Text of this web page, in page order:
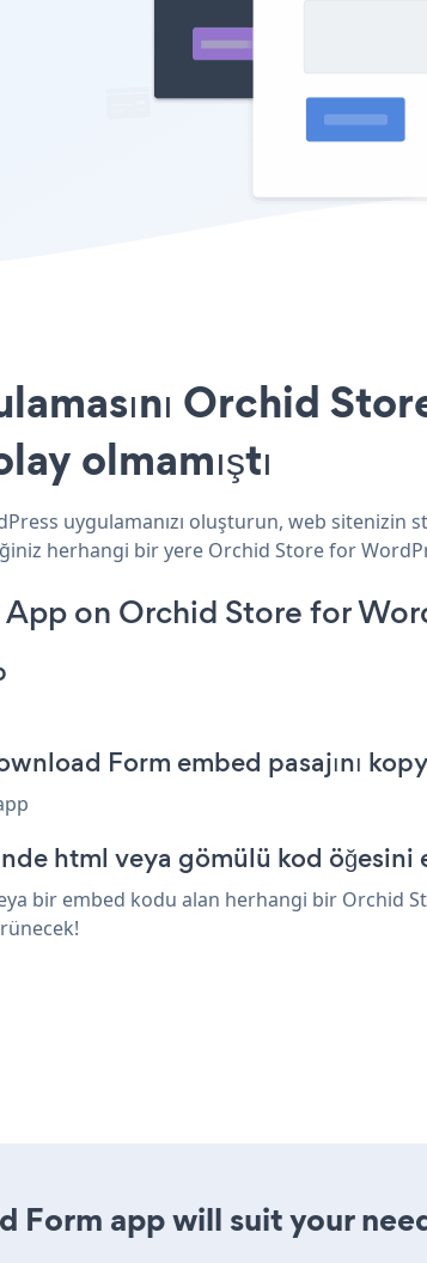
Orchid
olmamıştı
uygulamanızı oluşturun, web sitenizin
herhangi bir yere Orchid Store for
on Orchid Store for
Form embed pasajını
html veya gömülü kod öğesini
bir embed kodu alan herhangi bir Orchid
Form app will suit your